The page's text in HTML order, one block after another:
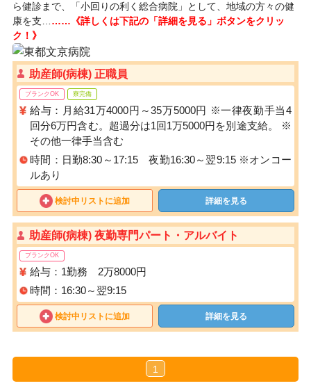
ら健診まで、「小回りの利く総合病院」として、地域の方々の健
康を支… ……《詳しくは下記の「詳細を見る」ボタンをクリッ
ク！》
助産師(病棟) 正職員
ブランクOK 寮完備
給与：月給31万4000円～35万5000円 ※一律夜勤手当4
回分6万円含む。超過分は1回1万5000円を別途支給。 ※
その他一律手当含む
時間：日勤8:30～17:15 夜勤16:30～翌9:15 ※オンコー
ルあり
検討中リストに追加 詳細を見る
助産師(病棟) 夜勤専門パート・アルバイト
ブランクOK
給与：1勤務 2万8000円
時間：16:30～翌9:15
検討中リストに追加 詳細を見る
1